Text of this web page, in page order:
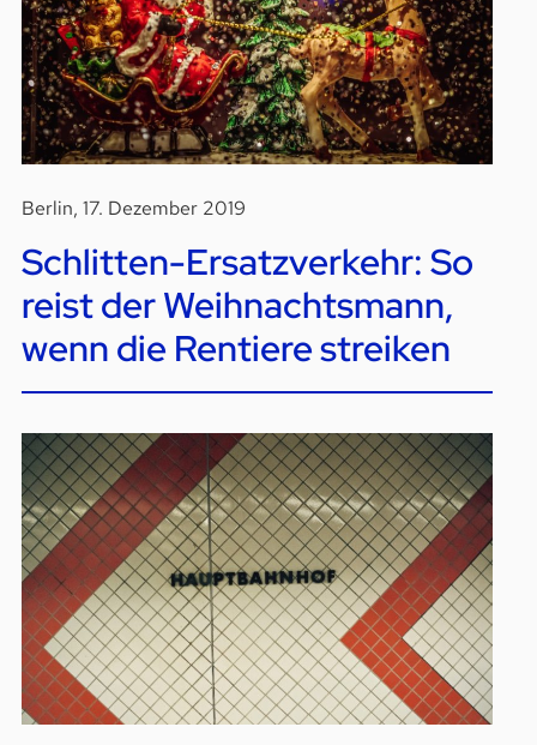
Berlin, 17. Dezember 2019
Schlitten-Ersatzverkehr: So
reist der Weihnachtsmann,
wenn die Rentiere streiken